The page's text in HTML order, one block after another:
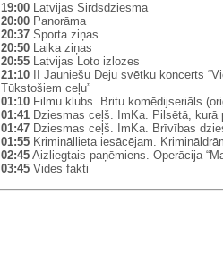
19:00Latvijas Sirdsdziesma
20:00Panorāma
20:37Sporta ziņas
20:50Laika ziņas
20:55Latvijas Loto izlozes
21:10II Jauniešu Deju svētku koncerts
Tūkstošiem ceļu”
01:10Filmu klubs. Britu komēdijseriāls
01:41Dziesmas ceļš. ImKa. Pilsētā, kurā
01:47Dziesmas ceļš. ImKa. Brīvības
01:55Krimināllieta iesācējam.
02:45Aizliegtais paņēmiens. Operācija
03:45Vides fakti